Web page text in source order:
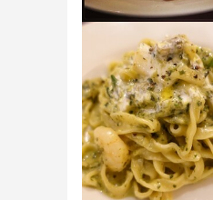
バイト
バイト
正社員
バイト